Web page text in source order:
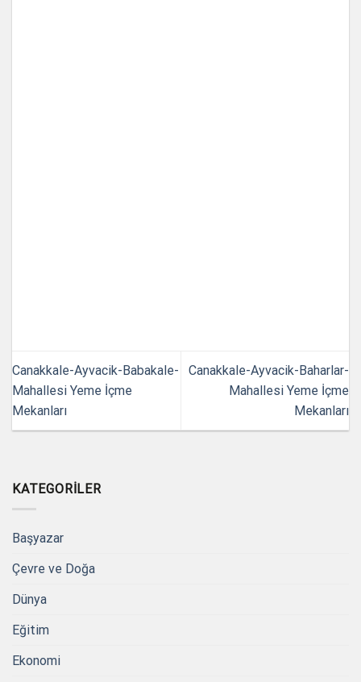
Canakkale-Ayvacik-Babakale-
Mahallesi Yeme İçme
Mekanları
Canakkale-Ayvacik-Baharlar-
Mahallesi Yeme İçme
Mekanları
KATEGORILER
Başyazar
Çevre ve Doğa
Dünya
Eğitim
Ekonomi